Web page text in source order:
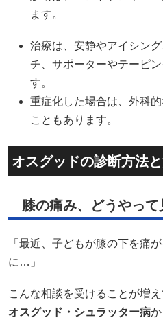
ます。
治療は、安静やアイシン
チ、サポーターやテーピ
す。
重症化した場合は、外科
こともあります。
オスグッドの診断方法
膝の痛み、どうやって
「最近、子どもが膝の下を痛
に…」
こんな相談を受けることが増
オスグッド・シュラッター病か